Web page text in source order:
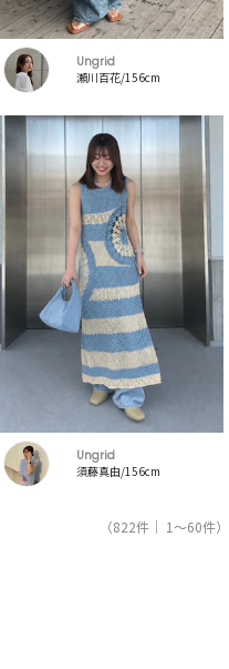
Ungrid
瀬川百花/156cm
Ungrid
須藤真由/156cm
（822件｜ 1～60件）